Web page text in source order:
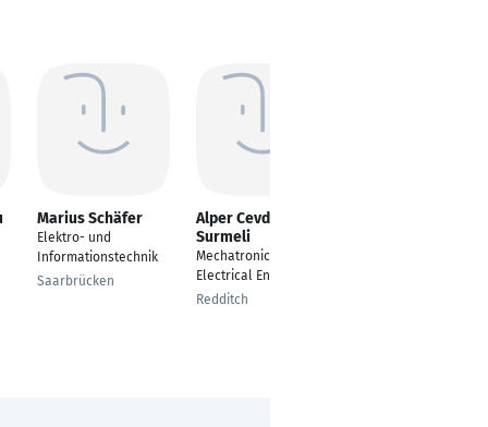
Marius Schäfer
Elektro- und
Informationstechnik
Saarbrücken
Alper Cevdet
Surmeli
Mechatronics /
Electrical Engineering
Redditch